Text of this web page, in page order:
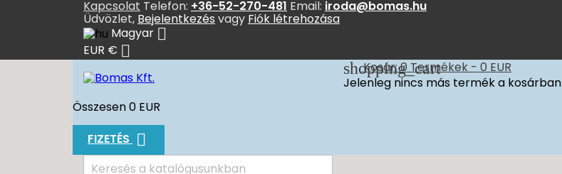
Kapcsolat Telefon: +36-52-270-481 Email: iroda@bomas.hu
Üdvözlet, Bejelentkezés vagy Fiók létrehozása
Magyar 
EUR € 
shopping_cart
Kosár: 0 Termékek - 0 EUR
Jelenleg nincs más termék a kosárban
Összesen0 EUR
FIZETÉS 